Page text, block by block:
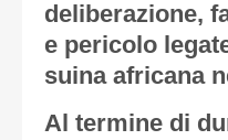
deliberazione,
e pericolo
suina africana
Al termine di